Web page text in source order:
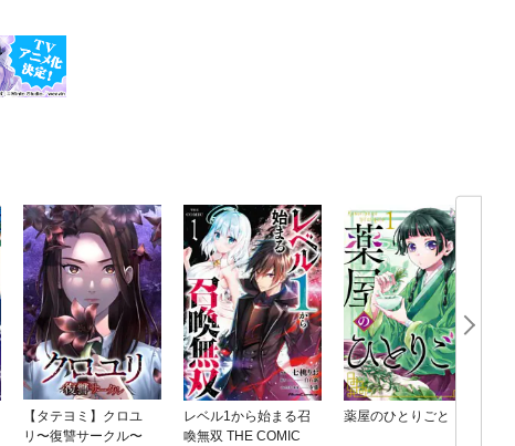
【タテヨミ】クロユ
リ〜復讐サークル〜
レベル1から始まる召
喚無双 THE COMIC
薬屋のひとりごと